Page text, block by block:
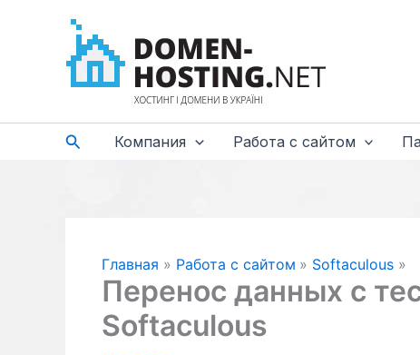
содержимому
Поиск Компания Работа с сайтом
Главная Работа с сайтом Softaculous
Перенос данных с
Softaculous